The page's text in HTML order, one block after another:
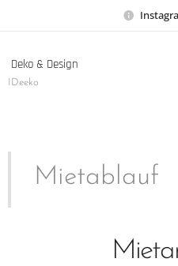
Deko & Design
IDeeko
Mietablauf